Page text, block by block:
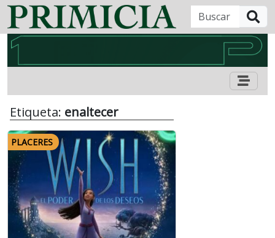
Etiqueta: enaltecer
PLACERES